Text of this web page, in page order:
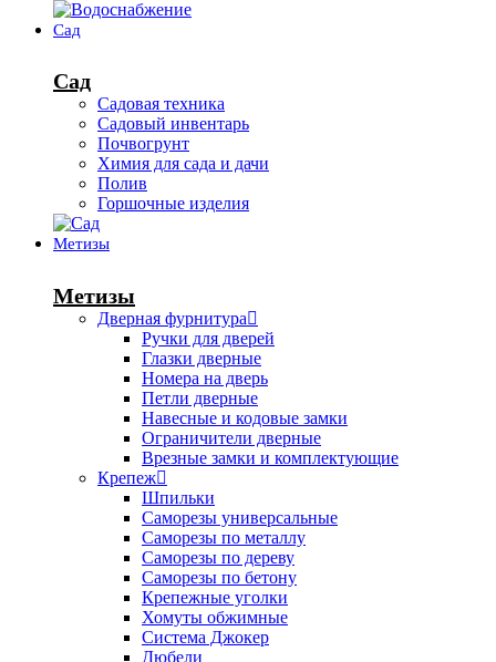
Сад
Сад
Садовая техника
Садовый инвентарь
Почвогрунт
Химия для сада и дачи
Полив
Горшочные изделия
Метизы
Метизы
Дверная фурнитура
Ручки для дверей
Глазки дверные
Номера на дверь
Петли дверные
Навесные и кодовые замки
Ограничители дверные
Врезные замки и комплектующие
Крепеж
Шпильки
Саморезы универсальные
Саморезы по металлу
Саморезы по дереву
Саморезы по бетону
Крепежные уголки
Хомуты обжимные
Система Джокер
Дюбели